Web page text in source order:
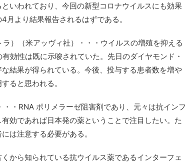
いわれており、今回の新型コロナウイルスにも効果
より結果報告されるはずである。
）（米アッヴィ社）・・・ウイルスの増殖を抑える
効性は既に示唆されていた。先日のダイヤモンド・
結果が得られている。今後、投与する患者数を増や
ると思われる。
・RNA ポリメラーゼ阻害剤であり、元々は抗インフ
効であれば日本発の薬ということで注目したい。た
は注意する必要がある。
から知られている抗ウイルス薬であるインターフェ